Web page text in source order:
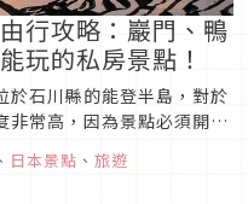
行攻略：巖門、鴨
玩的私房景點！
於石川縣的能登半島，對於
非常高，因為景點必須開車
島絕對是不能錯過的景
、 日本景點 、 旅遊